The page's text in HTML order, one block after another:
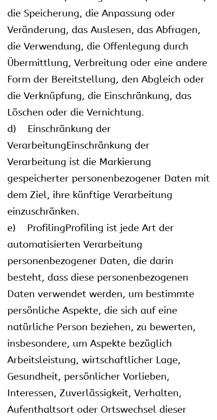
die Speicherung, die Anpassung oder
Veränderung, das Auslesen, das Abfragen,
die Verwendung, die Offenlegung durch
Übermittlung, Verbreitung oder eine andere
Form der Bereitstellung, den Abgleich oder
die Verknüpfung, die Einschränkung, das
Löschen oder die Vernichtung.
d) Einschränkung der
VerarbeitungEinschränkung der
Verarbeitung ist die Markierung
gespeicherter personenbezogener Daten mit
dem Ziel, ihre künftige Verarbeitung
einzuschränken.
e) ProfilingProfiling ist jede Art der
automatisierten Verarbeitung
personenbezogener Daten, die darin
besteht, dass diese personenbezogenen
Daten verwendet werden, um bestimmte
persönliche Aspekte, die sich auf eine
natürliche Person beziehen, zu bewerten,
insbesondere, um Aspekte bezüglich
Arbeitsleistung, wirtschaftlicher Lage,
Gesundheit, persönlicher Vorlieben,
Interessen, Zuverlässigkeit, Verhalten,
Aufenthaltsort oder Ortswechsel dieser